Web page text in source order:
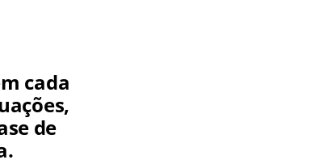
cada
de